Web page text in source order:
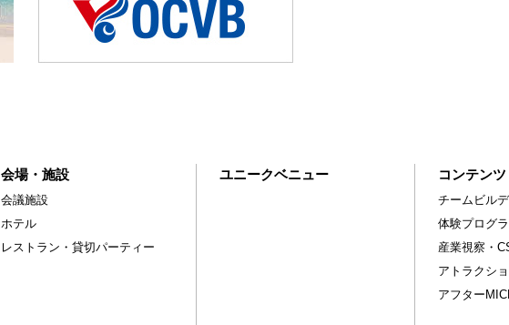
会場・施設
会議施設
ホテル
レストラン・貸切パーティー
ユニークベニュー コンテンツ
チームビル
体験プログ
産業視察・
アトラクシ
アフター